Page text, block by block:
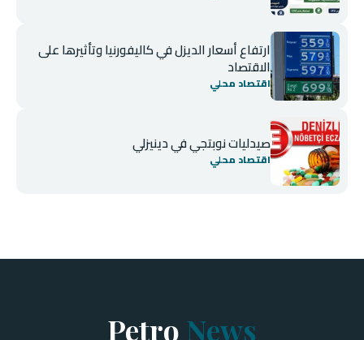
ارتفاع أسعار الديزل في كاليفورنيا وتأثيرها على
الاقتصاد
اقتصاد محلي
صيدليات نوبتجي في دينيزلي
اقتصاد محلي
Petro News